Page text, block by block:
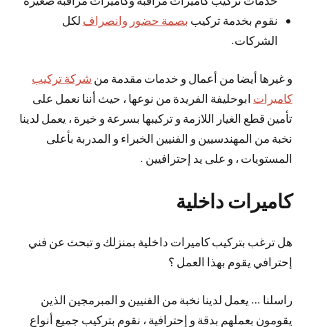
نقوم بخدمة تركيب بصمة حضور وانصراف لكل
الشركات.
و غيرها أيضا من أعمال و خدمات مقدمة من شركة تركيب
كاميرات ابوحليفة الفريدة من نوعها ، حيث أننا نعمل على
تأمين قطع الغيار اللازمة و تركيبها بسرعة و خيرة ، يعمل لدينا
نخبة من المهندسيين و الفنيين الخبراء و المدربة بأعلى
المستويات ، و على يد إحترافيين .
كاميرات داخلية
هل ترغب بتركيب كاميرات داخلية بمنزلك و تبحث عن فني
إحترافي يقوم بهذا العمل ؟
راسلنا … يعمل لدينا نخبة من الفنيين و المبرمجين الذين
يقومون بعملهم بدقة و إحترافية ، نقوم بتركيب جميع أنواع